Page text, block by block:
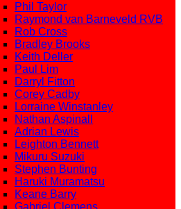
Phil Taylor
Raymond van Barneveld RVB
Rob Cross
Bradley Brooks
Keith Deller
Paul Lim
Darryl Fitton
Corey Cadby
Lorraine Winstanley
Nathan Aspinall
Adrian Lewis
Leighton Bennett
Mikuru Suzuki
Stephen Bunting
Haruki Muramatsu
Keane Barry
Gabriel Clemens